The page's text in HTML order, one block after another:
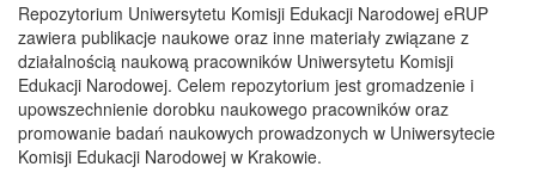
Repozytorium Uniwersytetu Komisji Edukacji Narodowej eRUP
zawiera publikacje naukowe oraz inne materiały związane z
działalnością naukową pracowników Uniwersytetu Komisji
Edukacji Narodowej. Celem repozytorium jest gromadzenie i
upowszechnienie dorobku naukowego pracowników oraz
promowanie badań naukowych prowadzonych w Uniwersytecie
Komisji Edukacji Narodowej w Krakowie.